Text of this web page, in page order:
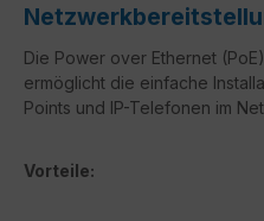
Die Power over Ethernet
ermöglicht die einfache
Points und IP-Telefonen im
Vorteile: